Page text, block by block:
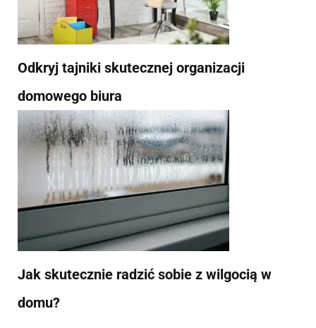
Odkryj tajniki skutecznej organizacji
domowego biura
Jak skutecznie radzić sobie z wilgocią w
domu?